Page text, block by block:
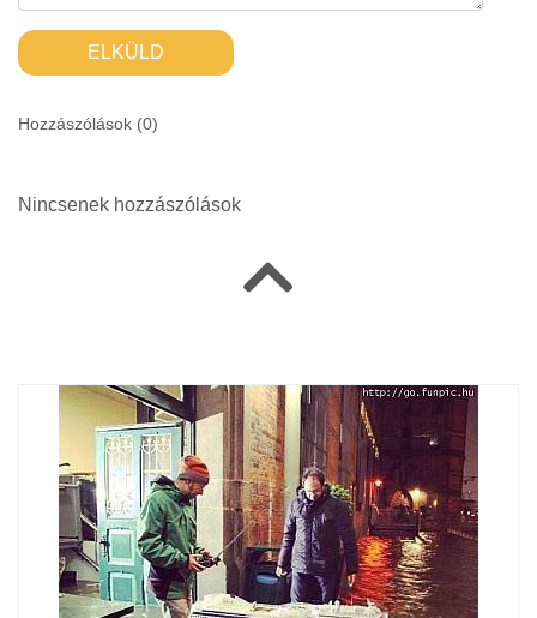
ELKÜLD
Hozzászólások (0)
Nincsenek hozzászólások